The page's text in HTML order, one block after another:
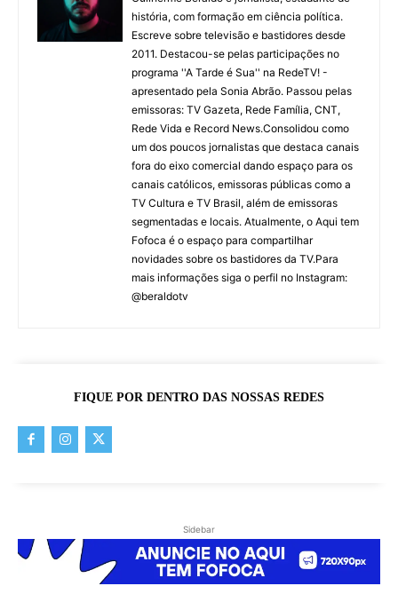
história, com formação em ciência política.
Escreve sobre televisão e bastidores desde
2011. Destacou-se pelas participações no
programa ''A Tarde é Sua'' na RedeTV! -
apresentado pela Sonia Abrão. Passou pelas
emissoras: TV Gazeta, Rede Família, CNT,
Rede Vida e Record News.Consolidou como
um dos poucos jornalistas que destaca canais
fora do eixo comercial dando espaço para os
canais católicos, emissoras públicas como a
TV Cultura e TV Brasil, além de emissoras
segmentadas e locais. Atualmente, o Aqui tem
Fofoca é o espaço para compartilhar
novidades sobre os bastidores da TV.Para
mais informações siga o perfil no Instagram:
@beraldotv
FIQUE POR DENTRO DAS NOSSAS REDES
Sidebar